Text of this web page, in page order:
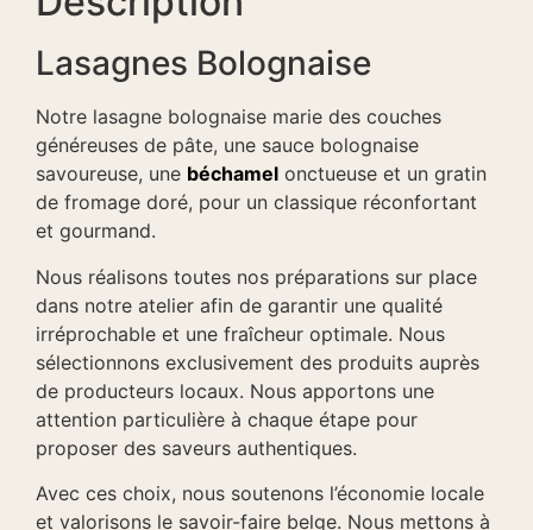
Lasagnes Bolognaise
Notre lasagne bolognaise marie des couches
généreuses de pâte, une sauce bolognaise
savoureuse, une béchamel onctueuse et un gratin
de fromage doré, pour un classique réconfortant
et gourmand.
Nous réalisons toutes nos préparations sur place
dans notre atelier afin de garantir une qualité
irréprochable et une fraîcheur optimale. Nous
sélectionnons exclusivement des produits auprès
de producteurs locaux. Nous apportons une
attention particulière à chaque étape pour
proposer des saveurs authentiques.
Avec ces choix, nous soutenons l’économie locale
et valorisons le savoir-faire belge. Nous mettons à